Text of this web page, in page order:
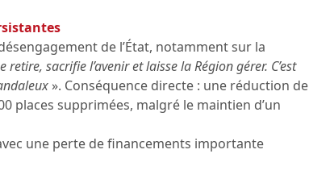
de l’État, notamment sur la
retire, sacrifie l’avenir et laisse la Région gérer. C’est
». Conséquence directe : une réduction de
places supprimées, malgré le maintien d’un
une perte de financements importante